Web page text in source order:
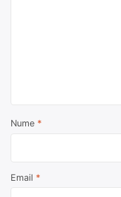
Nume *
Email *